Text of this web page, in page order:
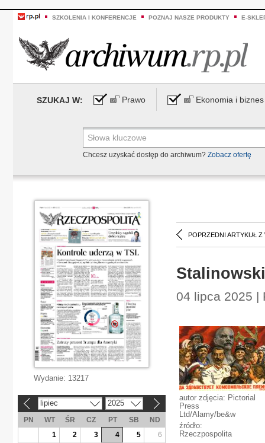
SZKOLENIA I KONFERENCJE POZNAJ NASZE PRODUKTY E-
SZUKAJ W: Prawo Ekonomia i biznes
Chcesz uzyskać dostęp do archiwum? Zobacz ofertę
POPRZEDNI ARTYKUŁ Z
04 lipca 2025 |
autor zdjęcia: Pictorial
Press
Ltd/Alamy/be&w
źródło:
Rzeczpospolita
Wydanie: 13217
lipiec 2025
PN WT ŚR CZ PT SB
ND
1
2 3 4 5
6